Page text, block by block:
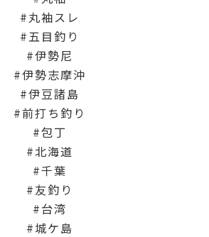
丸袖スレ
五目釣り
伊勢尼
伊勢志摩沖
伊豆諸島
前打ち釣り
包丁
北海道
千葉
友釣り
台湾
城ケ島